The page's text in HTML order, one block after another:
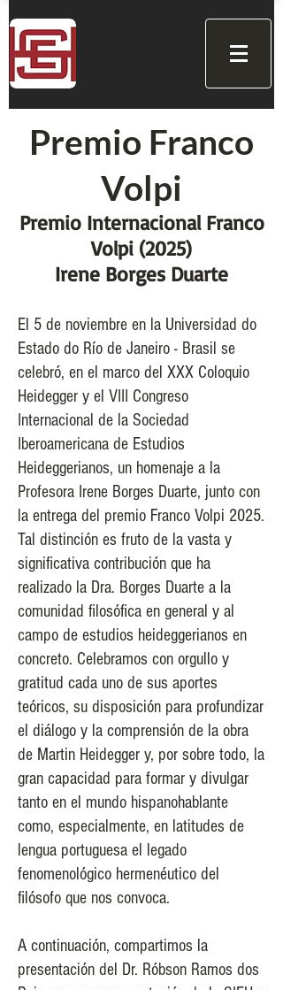
Premio Franco
Volpi
Premio Internacional Franco
Volpi (2025)
Irene Borges Duarte
El 5 de noviembre en la Universidad do
Estado do Río de Janeiro - Brasil se
celebró, en el marco del XXX Coloquio
Heidegger y el VIII Congreso
Internacional de la Sociedad
Iberoamericana de Estudios
Heideggerianos, un homenaje a la
Profesora Irene Borges Duarte, junto con
la entrega del premio Franco Volpi 2025.
Tal distinción es fruto de la vasta y
significativa contribución que ha
realizado la Dra. Borges Duarte a la
comunidad filosófica en general y al
campo de estudios heideggerianos en
concreto. Celebramos con orgullo y
gratitud cada uno de sus aportes
teóricos, su disposición para profundizar
el diálogo y la comprensión de la obra
de Martin Heidegger y, por sobre todo, la
gran capacidad para formar y divulgar
tanto en el mundo hispanohablante
como, especialmente, en latitudes de
lengua portuguesa el legado
fenomenológico hermenéutico del
filósofo que nos convoca.
A continuación, compartimos la
presentación del Dr. Róbson Ramos dos